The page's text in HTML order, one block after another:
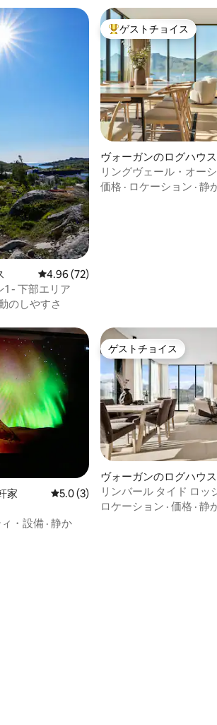
評価
レビュー72件、5つ星中4.96つ星の平
4.96 (72)
1 - 下部エリア
のしやすさ
大好評のゲストチョイス
ゲストチョイス
ヴォーガンのログハウス
リングヴェール・オー
ャグジー＆サウナ｜
価格 · ロケーション · 静
評価
家 レビュー3件、5つ星中5.0つ星の平
5.0 (3)
・設備 · 静か
ゲストチョイス
ゲストチョイス
ヴォーガンのログハウス
リンバール タイド ロッ
ロケーション · 価格 · 静